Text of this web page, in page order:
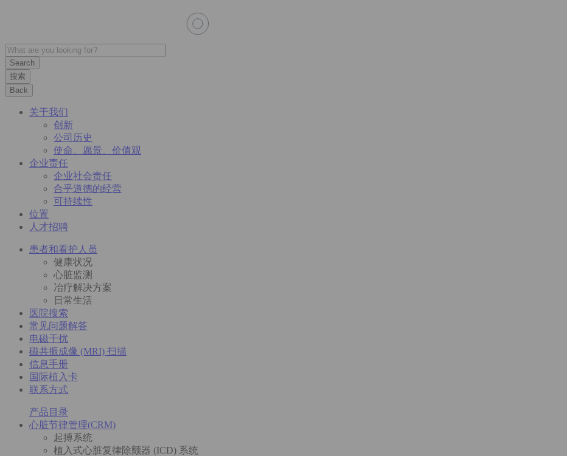
搜索
Back
关于我们
创新
公司历史
使命、愿景、价值观
企业责任
企业社会责任
合乎道德的经营
可持续性
位置
人才招聘
患者和看护人员
健康状况
心脏监测
冶疗解决方案
日常生活
医院搜索
常见问题解答
电磁干扰
磁共振成像 (MRI) 扫描
信息手册
国际植入卡
联系方式
产品目录
心脏节律管理(CRM)
起搏系统
植入式心脏复律除颤器 (ICD) 系统